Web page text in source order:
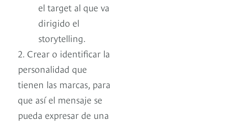
el target al que va
dirigido el
storytelling.
2. Crear o identificar la
personalidad que
tienen las marcas, para
que así el mensaje se
pueda expresar de una